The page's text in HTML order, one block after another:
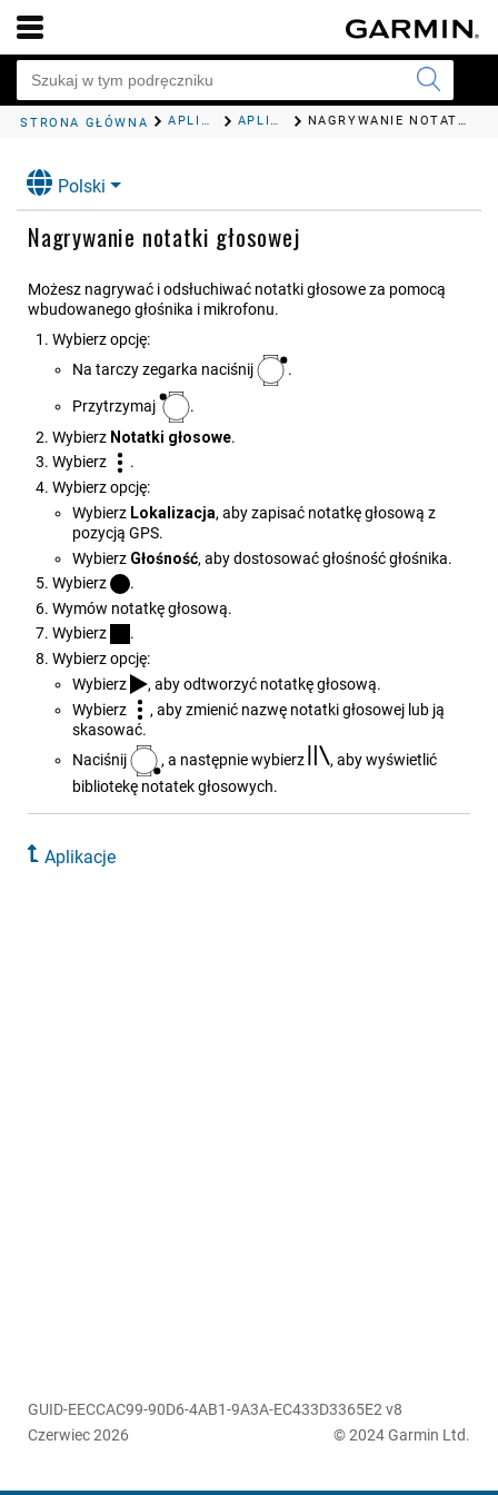
STRONA GŁÓWNA APLIKACJE I AKTYWNOŚCI APLIKACJE NAGRYWANIE NOTATKI GŁOSOWEJ
Polski
Nagrywanie notatki głosowej
Możesz nagrywać i odsłuchiwać notatki głosowe za pomocą
wbudowanego głośnika i mikrofonu.
Wybierz opcję:
Na tarczy zegarka naciśnij
.
Przytrzymaj
.
Wybierz Notatki głosowe.
Wybierz
.
Wybierz opcję:
Wybierz Lokalizacja, aby zapisać notatkę głosową z
pozycją GPS.
Wybierz Głośność, aby dostosować głośność głośnika.
Wybierz
.
Wymów notatkę głosową.
Wybierz
.
Wybierz opcję:
Wybierz
, aby odtworzyć notatkę głosową.
Wybierz
, aby zmienić nazwę notatki głosowej lub ją
skasować.
Naciśnij
, a następnie wybierz
, aby wyświetlić
bibliotekę notatek głosowych.
Aplikacje
GUID-EECCAC99-90D6-4AB1-9A3A-EC433D3365E2 v8
Czerwiec 2026
© 2024 Garmin Ltd.